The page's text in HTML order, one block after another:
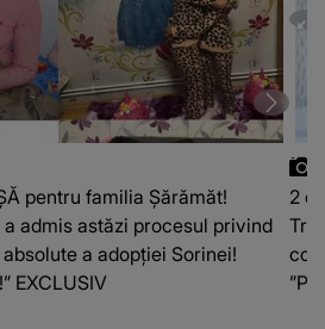
pentru familia Șărămăt!
admis astăzi procesul privind
a adopției Sorinei!
EXCLUSIV
2